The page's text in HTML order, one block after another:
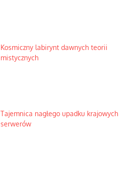
Kosmiczny labirynt dawnych teorii
mistycznych
Tajemnica nagłego upadku krajowych
serwerów